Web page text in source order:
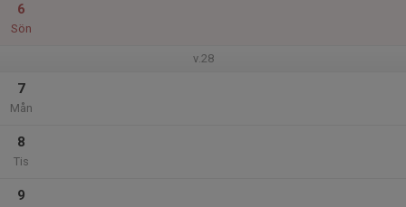
6
Sön
v.28
7
Mån
8
Tis
9